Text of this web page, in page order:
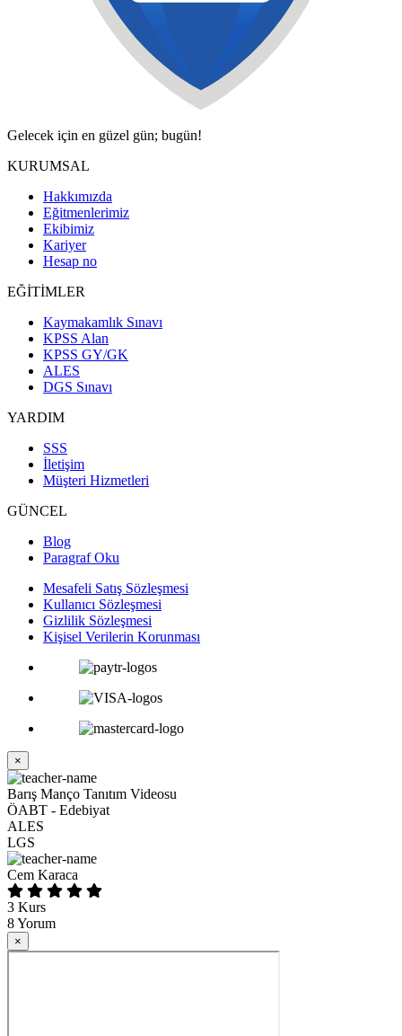
Gelecek için en güzel gün; bugün!
KURUMSAL
Hakkımızda
Eğitmenlerimiz
Ekibimiz
Kariyer
Hesap no
EĞİTİMLER
Kaymakamlık Sınavı
KPSS Alan
KPSS GY/GK
ALES
DGS Sınavı
YARDIM
SSS
İletişim
Müşteri Hizmetleri
GÜNCEL
Blog
Paragraf Oku
Mesafeli Satış Sözleşmesi
Kullanıcı Sözleşmesi
Gizlilik Sözleşmesi
Kişisel Verilerin Korunması
×
Barış Manço Tanıtım Videosu
ÖABT - Edebiyat
ALES
LGS
Cem Karaca
3 Kurs
8Yorum
×